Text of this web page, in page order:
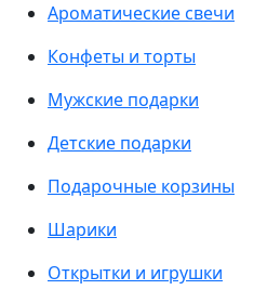
Ароматические свечи
Конфеты и торты
Мужские подарки
Детские подарки
Подарочные корзины
Шарики
Открытки и игрушки